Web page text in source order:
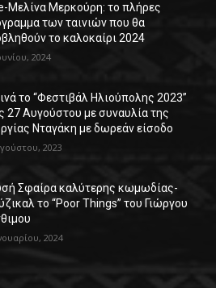
Μελίνα Μερκούρη: το πλήρες
των ταινιών που θα
το καλοκαίρι 2024
2024
το “Φεστιβάλ Ηλιούπολης 2023”
27 Αυγούστου με συναυλία της
Νταγάκη με δωρεάν είσοδο
2023
Σφαίρα καλύτερης κωμωδίας-
το “Poor Things” του Γιώργου
2024